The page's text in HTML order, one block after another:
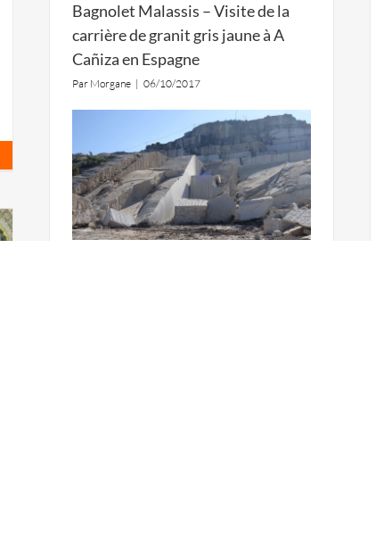
Bagnolet Malassis – Visite de la
carrière de granit gris jaune à A
Cañiza en Espagne
Par Morgane | 06/10/2017